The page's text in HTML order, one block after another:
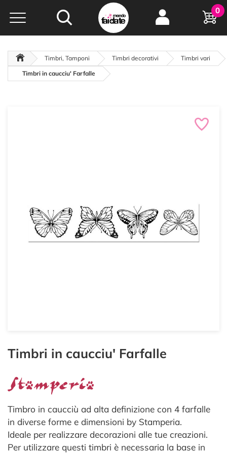
Hobby e
creatività...
oltre 15 anni online
0
Timbri, Tamponi Timbri decorativi
Timbri vari
Timbri in caucciu' Farfalle
Timbri in caucciu' Farfalle
Timbro in caucciù ad alta definizione con 4 farfalle
in diverse forme e dimensioni by Stamperia.
Ideale per realizzare decorazioni alle tue creazioni.
Per utilizzare questi timbri è necessaria la base in